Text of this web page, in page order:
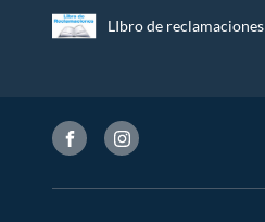
LIbro de reclamaciones